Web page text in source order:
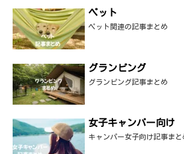
ペット
ペット関連の記事まとめ
グランピング
グランピング記事まとめ
女子キャンパー向け
キャンパー女子向け記事まと